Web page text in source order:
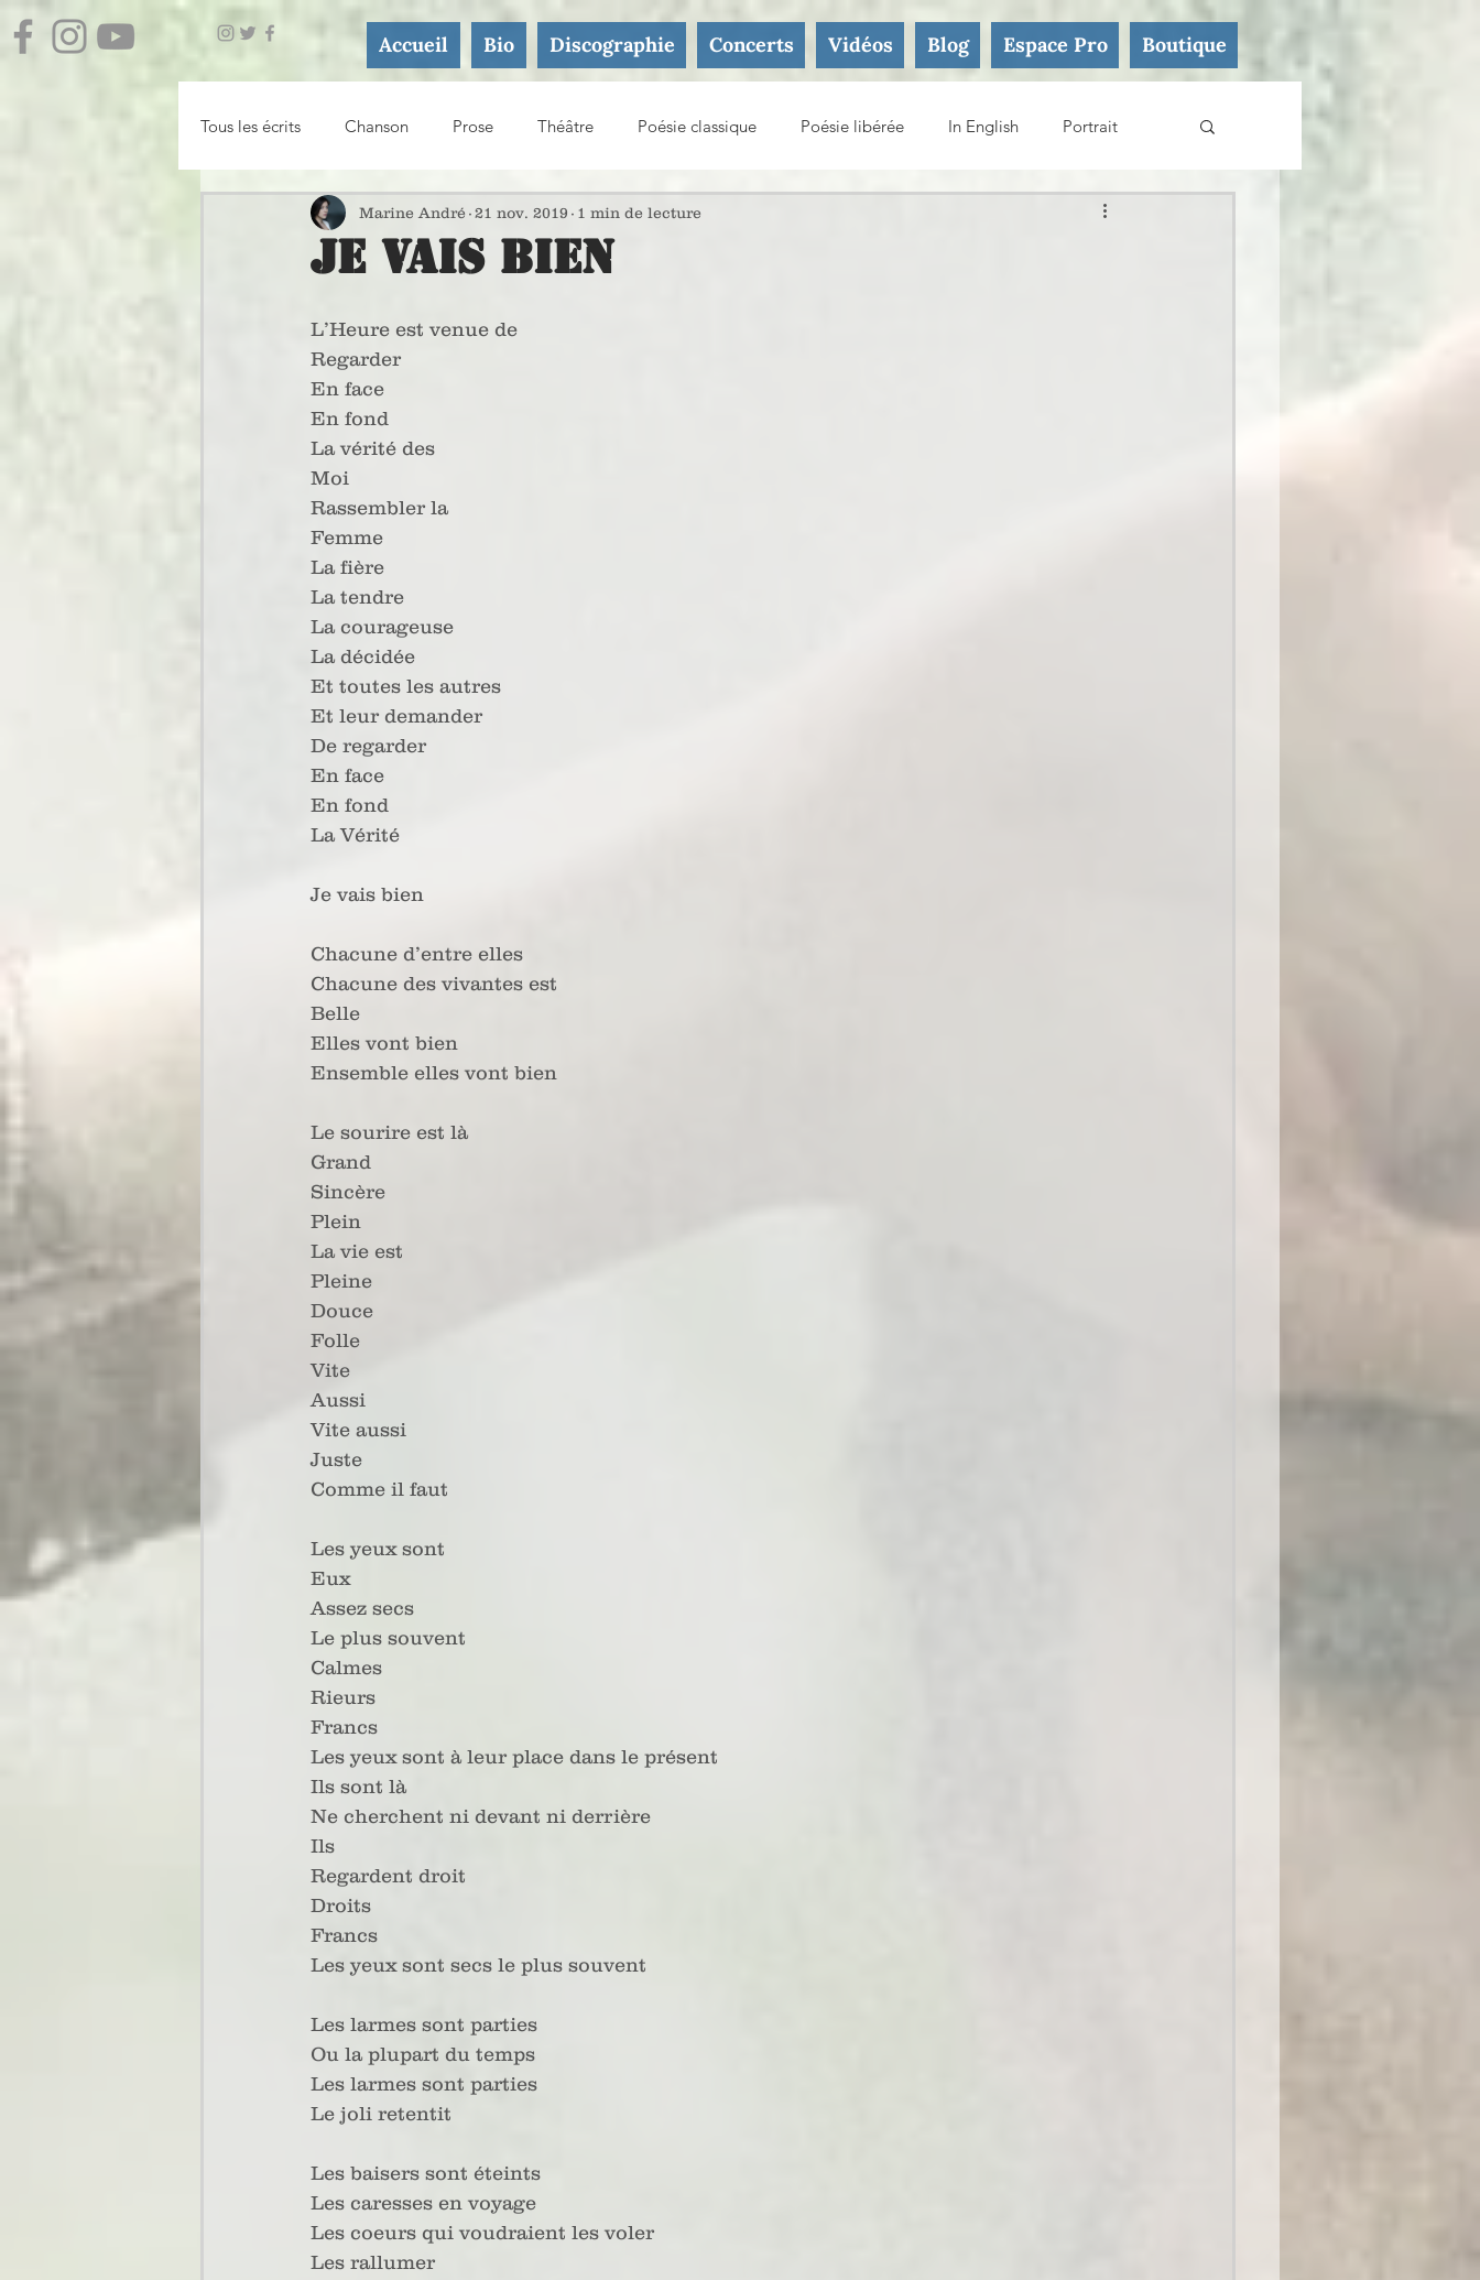
Accueil Bio Discographie Concerts Vidéos Blog Espace Pro Boutique
Tous les écrits Chanson Prose Théâtre Poésie classique Poésie libérée In English Portrait
Essai / Atelier d'écriture
Je vais bien
Marine André 21 nov. 2019 1 min de lecture
L’Heure est venue de
Regarder
En face
En fond
La vérité des
Moi
Rassembler la
Femme
La fière
La tendre
La courageuse
La décidée
Et toutes les autres
Et leur demander
De regarder
En face
En fond
La Vérité
Je vais bien
Chacune d’entre elles
Chacune des vivantes est
Belle
Elles vont bien
Ensemble elles vont bien
Le sourire est là
Grand
Sincère
Plein
La vie est
Pleine
Douce
Folle
Vite
Aussi
Vite aussi
Juste
Comme il faut
Les yeux sont
Eux
Assez secs
Le plus souvent
Calmes
Rieurs
Francs
Les yeux sont à leur place dans le présent
Ils sont là
Ne cherchent ni devant ni derrière
Ils
Regardent droit
Droits
Francs
Les yeux sont secs le plus souvent
Les larmes sont parties
Ou la plupart du temps
Les larmes sont parties
Le joli retentit
Les baisers sont éteints
Les caresses en voyage
Les coeurs qui voudraient les voler
Les rallumer